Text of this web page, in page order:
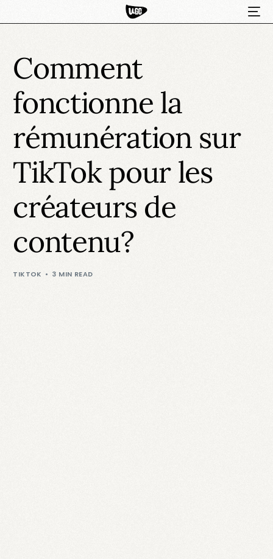
Comment
fonctionne la
rémunération sur
TikTok pour les
créateurs de
contenu?
TIKTOK 3 MIN READ
HOT